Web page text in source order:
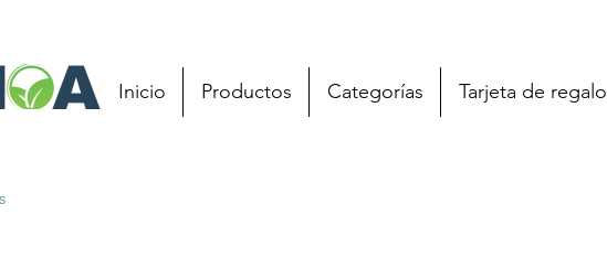
Inicio Productos Categorías Tarjeta de regalo